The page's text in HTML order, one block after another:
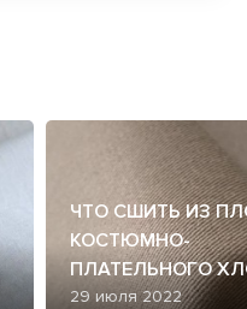
ЧТО СШИТЬ ИЗ
КОСТЮМНО-
ПЛАТЕЛЬНОГО
29 июля 2022